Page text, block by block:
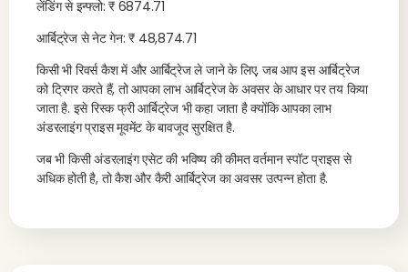
लेंडिंग से इन्फ्लो: ₹ 6874.71
आर्बिट्रेज से नेट गेन: ₹ 48,874.71
किसी भी रिवर्स कैश में और आर्बिट्रेज ले जाने के लिए, जब आप इस आर्बिट्रेज
को ट्रिगर करते हैं, तो आपका लाभ आर्बिट्रेज के अवसर के आधार पर तय किया
जाता है. इसे रिस्क फ्री आर्बिट्रेज भी कहा जाता है क्योंकि आपका लाभ
अंडरलाइंग प्राइस मूवमेंट के बावजूद सुरक्षित है.
जब भी किसी अंडरलाइंग एसेट की भविष्य की कीमत वर्तमान स्पॉट प्राइस से
अधिक होती है, तो कैश और कैरी आर्बिट्रेज का अवसर उत्पन्न होता है.